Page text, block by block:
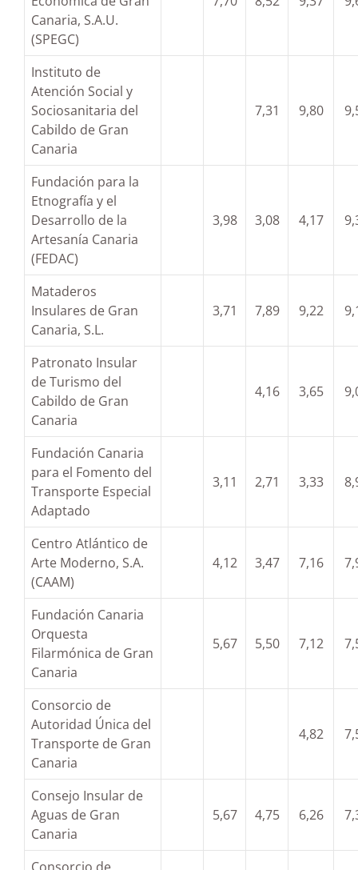
Canaria, S.A.U.
(SPEGC)
Instituto de
Atención Social y
Sociosanitaria del
Cabildo de Gran
Canaria
7,31 9,80
Fundación para la
Etnografía y el
Desarrollo de la
Artesanía Canaria
(FEDAC)
3,98 3,08 4,17
Mataderos
Insulares de Gran
Canaria, S.L.
3,71 7,89 9,22
Patronato Insular
de Turismo del
Cabildo de Gran
Canaria
4,16 3,65
Fundación Canaria
para el Fomento del
Transporte Especial
Adaptado
3,11 2,71 3,33
Centro Atlántico de
Arte Moderno, S.A.
(CAAM)
4,12 3,47 7,16
Fundación Canaria
Orquesta
Filarmónica de Gran
Canaria
5,67 5,50 7,12
Consorcio de
Autoridad Única del
Transporte de Gran
Canaria
4,82
Consejo Insular de
Aguas de Gran
Canaria
5,67 4,75 6,26